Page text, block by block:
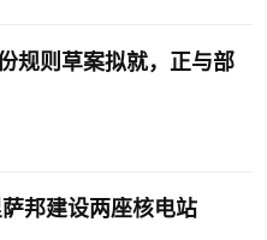
规则草案拟就，正与部
邦建设两座核电站